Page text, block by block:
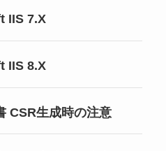
IIS 7.X
IIS 8.X
CSR生成時の注意